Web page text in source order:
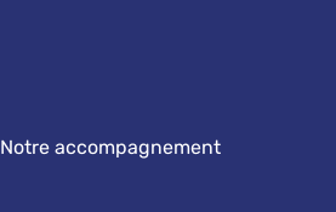
Notre accompagnement